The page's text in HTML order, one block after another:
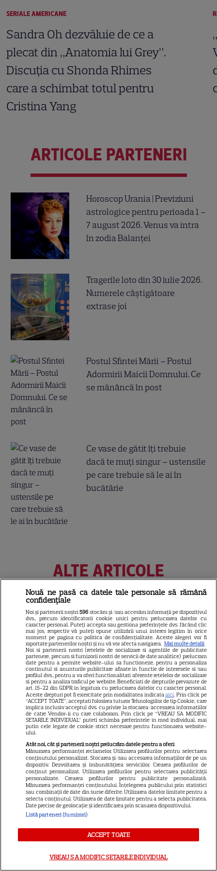
SERIALE AMERICANE
Sandra Oh dezvăluie de ce a
plecat din „Anatomia lui Grey”.
Discuția cu Shonda Rhimes
care a schimbat totul pentru
Cristina Yang
ARTICOLE PARTENERI
Horoscop Urania | Previziuni
astrologice pentru perioada 1 –
7 august 2026. Venus va intra
în zodia Balanței
Tragerile loto din 30 iulie 2026.
Numerele câştigătoare
extrase joi
Postul Sfintei Mării – Postul
Adormirii Maicii Domnului. Ce
se mănâncă în post
Ce vase de gătit îți trebuie
dacă te muți singur – ustensile
pe care trebuie să le ai în
bucătărie
ALTE ARTICOLE
INTERESANTE
16
NETFLIX
Noutăți Netflix în august 2026:
Robert De Niro, „Nosferatu” și
noile sezoane din „Outer
Banks” și „Un veac de
singurătate”
14
VEDETE STRĂINE
Inelelor” a fost nevoit să își
vândă casa din cauza
salariului mic: Câți bani a
primit de fapt
VEDETE STRĂINE
regizorului premiat cu Oscar
care a realizat documentarul
despre viața sa. Filmul are 232
Nouă ne pasă ca datele tale personale să rămână
confidențiale
Noi și partenerii noștri596 stocăm și/sau accesăm informații pe dispozitivul
dvs., precum identificatorii cookie unici pentru prelucrarea datelor cu
caracter personal. Puteți accepta sau gestiona preferințele dvs. făcând clic
mai jos, respectiv vă puteți opune utilizării unui interes legitim în orice
moment pe pagina cu politica de confidențialitate. Aceste alegeri vor fi
raportate partenerilor noștri și nu vă vor afecta navigarea. Mai multe detalii
Noi si partenerii nostri (retelele de socializare si agentiile de publicitate
partenere, precum si furnizorii nostri de servicii de date analitice) prelucram
date pentru a permite website-ului sa functioneze, pentru a personaliza
continutul si anunturile publicitare afisate in functie de interesele si/sau
profilul dvs., pentru a va oferi functionalitati aferente retelelor de socializare
si pentru a analiza traficul pe website. Beneficiati de drepturile prevazute de
art. 15-22 din GDPR in legatura cu prelucrarea datelor cu caracter personal.
Aceste drepturi pot fi exercitate prin modalitatea indicataaici. Prin click pe
“ACCEPT TOATE”, acceptati folosirea tuturor Tehnologiilor de tip Cookie, care
implica inclusiv acceptul dvs. cu privire la stocarea/accesarea informatiilor
de catre Vendor-ii cu care colaboram. Prin click pe “VREAU SA MODIFIC
SETARILE INDIVIDUAL” puteti schimba preferintele in mod individual, mai
putin cele legate de cookie strict necesare pentru functionarea website-
ului.
Atât noi, cât și partenerii noștri prelucrăm datele pentru a oferi:
Măsurarea performanței reclamelor. Utilizarea profilurilor pentru selectarea
conținutului personalizat. Stocarea și/sau accesarea informațiilor de pe un
dispozitiv. Dezvoltarea și îmbunătățirea serviciilor. Crearea profilurilor de
conținut personalizat. Utilizarea profilurilor pentru selectarea publicității
personalizate. Crearea profilurilor pentru publicitate personalizată.
Măsurarea performanței conținutului. Înțelegerea publicului prin statistici
sau combinații de date din surse diferite. Utilizarea datelor limitate pentru a
selecta conținutul. Utilizarea de date limitate pentru a selecta publicitatea.
Date precise de geolocație și identificarea prin scanarea dispozitivului.
Listă parteneri (furnizori)
ACCEPT TOATE
VREAU SA MODIFIC SETARILE INDIVIDUAL